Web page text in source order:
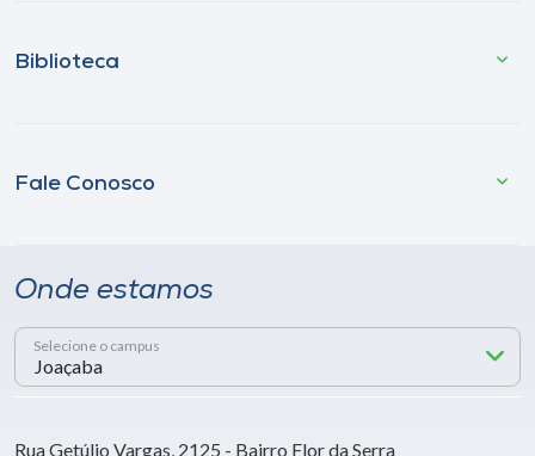
Biblioteca
Fale Conosco
Onde estamos
Selecione o campus
Rua Getúlio Vargas, 2125 - Bairro Flor da Serra